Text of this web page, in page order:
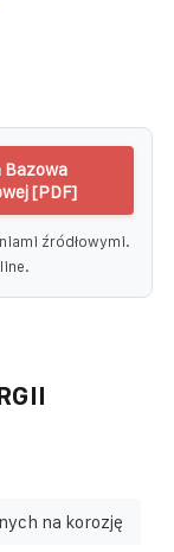
[PDF]
źródłowymi.
na korozję